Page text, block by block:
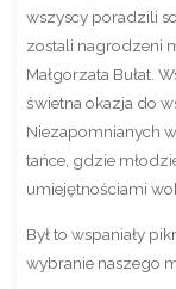
wszyscy poradzili
zostali nagrodzeni
Małgorzata Bułat.
świetna okazja do
Niezapomnianych
tańce, gdzie
umiejętnościami
Był to wspaniały
wybranie naszego